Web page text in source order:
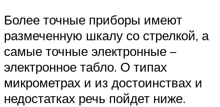
Более точные приборы имеют
размеченную шкалу со стрелкой, а
самые точные электронные –
электронное табло. О типах
микрометрах и из достоинствах и
недостатках речь пойдет ниже.